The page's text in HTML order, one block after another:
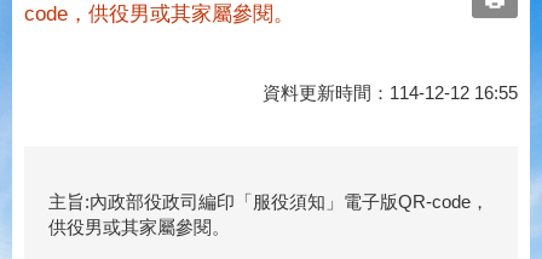
code，供役男或其家屬參閱。
資料更新時間：114-12-12 16:55
主旨:內政部役政司編印「服役須知」電子版QR-code，
供役男或其家屬參閱。